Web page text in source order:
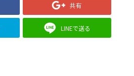
共有
LINEで送る